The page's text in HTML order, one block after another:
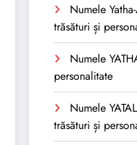
Numele
trăsături și
Numele
personalitate
Numele
trăsături și